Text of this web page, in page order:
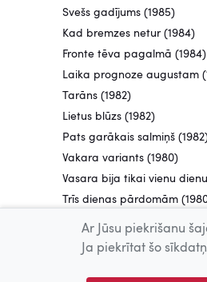
Svešs gadījums (1985)
Kad bremzes netur (1984)
Fronte tēva pagalmā (1984)
Laika prognoze augustam
Tarāns (1982)
Lietus blūzs (1982)
Pats garākais salmiņš
Vakara variants (1980)
Vasara bija tikai vienu
Trīs dienas pārdomām
Agrā rūsa (1979)
Teātris (1978)
Ar Jūsu piekrišanu
Ja piekrītat šo